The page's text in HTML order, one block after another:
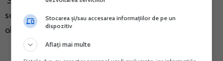
scopuri de TVA reprezinta doar o posibilitate, nu o
obligativitate.
Stocarea și/sau accesarea informațiilor de pe un
dispozitiv
Aflați mai multe